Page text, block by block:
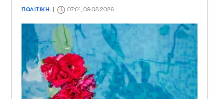
ΠΟΛΙΤΙΚΗ 07:01, 09.08.2026